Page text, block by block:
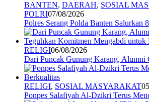
BANTEN, DAERAH, SOSIAL
POLRI07/08/2026
Polres Serang Polda Banten Salurkan
RELIGI06/08/2026
Dari Puncak Gunung Karang,
RELIGI, SOSIAL MASYARAKAT
Ponpes Salafiyah Al-Dzikri Terus